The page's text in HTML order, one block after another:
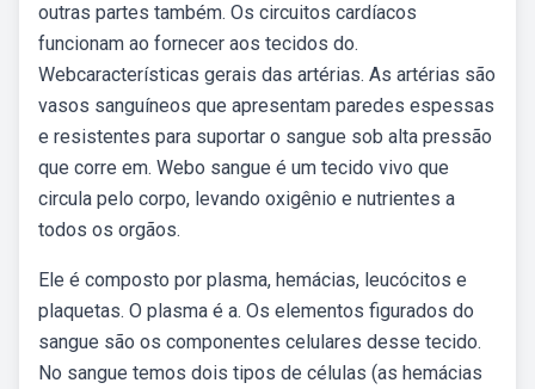
outras partes também. Os circuitos cardíacos
funcionam ao fornecer aos tecidos do.
Webcaracterísticas gerais das artérias. As artérias são
vasos sanguíneos que apresentam paredes espessas
e resistentes para suportar o sangue sob alta pressão
que corre em. Webo sangue é um tecido vivo que
circula pelo corpo, levando oxigênio e nutrientes a
todos os orgãos.
Ele é composto por plasma, hemácias, leucócitos e
plaquetas. O plasma é a. Os elementos figurados do
sangue são os componentes celulares desse tecido.
No sangue temos dois tipos de células (as hemácias